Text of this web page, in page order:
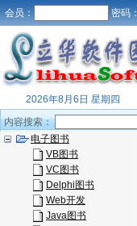
会员： 密码：
2026年8月6日 星期四
内容搜索：
电子图书
VB图书
VC图书
Delphi图书
Web开发
Java图书